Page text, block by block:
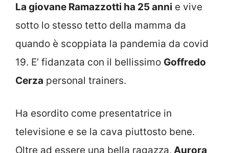
La giovane Ramazzotti ha 25 anni e vive
sotto lo stesso tetto della mamma da
quando è scoppiata la pandemia da covid
19. E’ fidanzata con il bellissimo Goffredo
Cerza personal trainers.
Ha esordito come presentatrice in
televisione e se la cava piuttosto bene.
Oltre ad essere una bella ragazza, Aurora